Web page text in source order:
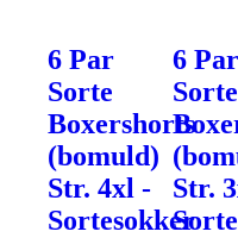
6 Par
Sorte
Boxershorts
(bomuld)
Str. 4xl -
Sortesokker
6 Par
Sorte
Str.